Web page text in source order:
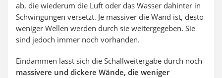
ab, die wiederum die Luft oder das Wasser dahinter in
Schwingungen versetzt. Je massiver die Wand ist, desto
weniger Wellen werden durch sie weitergegeben. Sie
sind jedoch immer noch vorhanden.
Eindämmen lässt sich die Schallweitergabe durch noch
massivere und dickere Wände, die weniger